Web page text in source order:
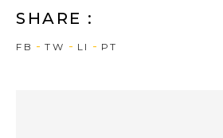
SHARE :
FB TW LI PT